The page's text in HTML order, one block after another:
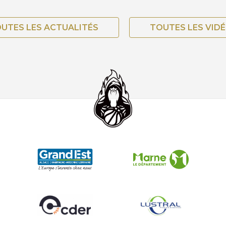
LES ACTUALITÉS TOUTES LES